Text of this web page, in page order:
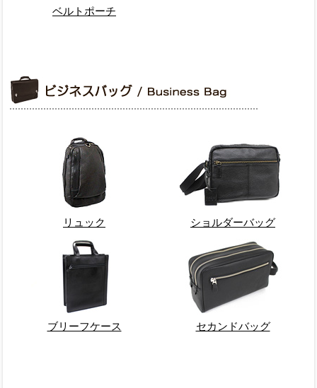
ベルトポーチ
リュック ショルダーバッグ
ブリーフケース セカンドバッグ